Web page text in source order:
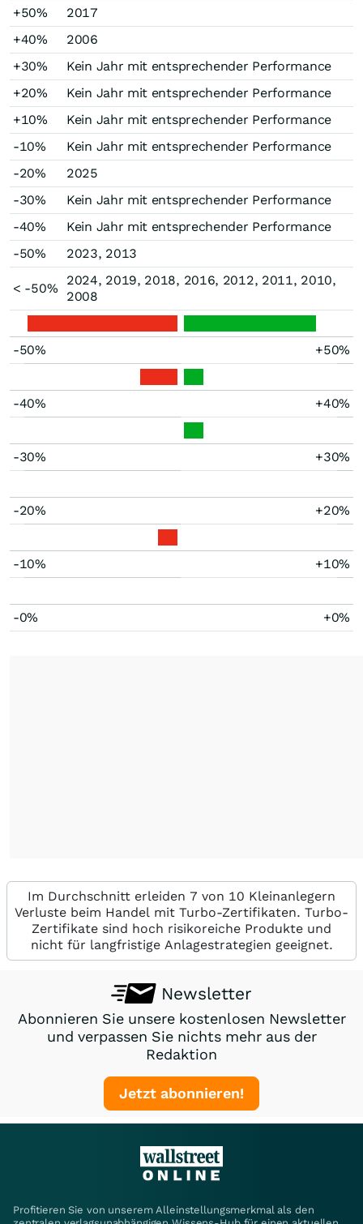
+50%
2017
+40%
2006
+30%
Kein Jahr mit entsprechender Performance
+20%
Kein Jahr mit entsprechender Performance
+10%
Kein Jahr mit entsprechender Performance
-10%
Kein Jahr mit entsprechender Performance
-20%
2025
-30%
Kein Jahr mit entsprechender Performance
-40%
Kein Jahr mit entsprechender Performance
-50%
2023, 2013
< -50%
2024, 2019, 2018, 2016, 2012, 2011, 2010,
2008
-50% +50%
-40% +40%
-30% +30%
-20% +20%
-10% +10%
-0% +0%
Im Durchschnitt erleiden 7 von 10 Kleinanlegern
Verluste beim Handel mit Turbo-Zertifikaten. Turbo-
Zertifikate sind hoch risikoreiche Produkte und
nicht für langfristige Anlagestrategien geeignet.
Newsletter
Abonnieren Sie unsere kostenlosen Newsletter
und verpassen Sie nichts mehr aus der
Redaktion
Jetzt abonnieren!
Profitieren Sie von unserem Alleinstellungsmerkmal als den